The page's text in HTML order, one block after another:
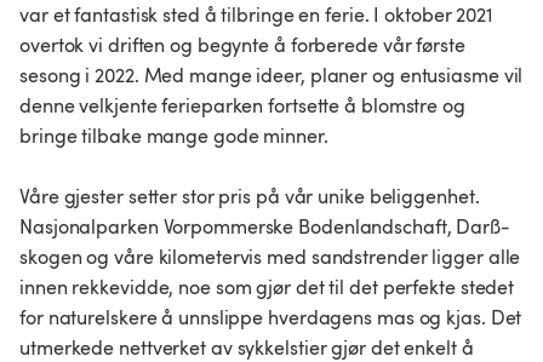
var et fantastisk sted å tilbringe en ferie. I oktober 2021
overtok vi driften og begynte å forberede vår første
sesong i 2022. Med mange ideer, planer og entusiasme vil
denne velkjente ferieparken fortsette å blomstre og
bringe tilbake mange gode minner.
Våre gjester setter stor pris på vår unike beliggenhet.
Nasjonalparken Vorpommerske Bodenlandschaft, Darß-
skogen og våre kilometervis med sandstrender ligger alle
innen rekkevidde, noe som gjør det til det perfekte stedet
for naturelskere å unnslippe hverdagens mas og kjas. Det
utmerkede nettverket av sykkelstier gjør det enkelt å